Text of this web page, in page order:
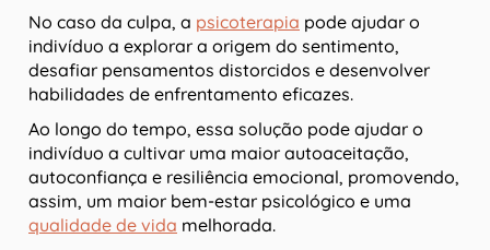
No caso da culpa, a psicoterapia pode ajudar o
indivíduo a explorar a origem do sentimento,
desafiar pensamentos distorcidos e desenvolver
habilidades de enfrentamento eficazes.
Ao longo do tempo, essa solução pode ajudar o
indivíduo a cultivar uma maior autoaceitação,
autoconfiança e resiliência emocional, promovendo,
assim, um maior bem-estar psicológico e uma
qualidade de vida melhorada.